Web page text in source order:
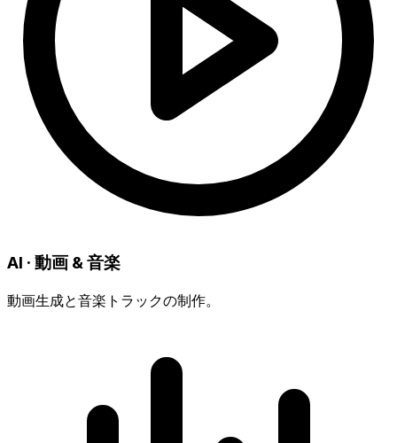
AI · 動画 & 音楽
動画生成と音楽トラックの制作。